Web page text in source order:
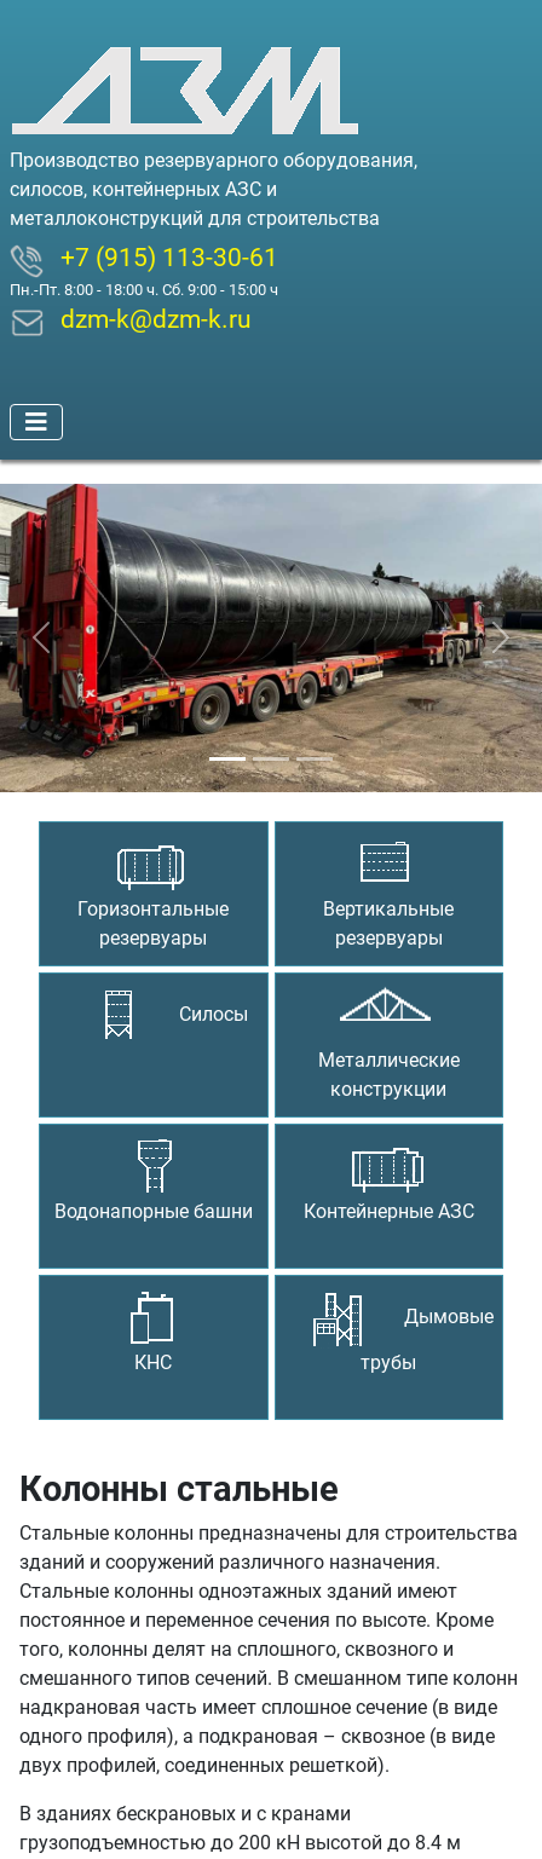
Производство резервуарного оборудования,
силосов, контейнерных АЗС и
металлоконструкций для строительства
+7 (915) 113-30-61
Пн.-Пт. 8:00 - 18:00 ч. Сб. 9:00 - 15:00 ч
dzm-k@dzm-k.ru
Предыдущий
Горизонтальные
резервуары
Вертикальные
резервуары
Силосы
Металлические
конструкции
Водонапорные башни Контейнерные АЗС
КНС
Дымовые
трубы
Колонны стальные
Стальные колонны предназначены для строительства
зданий и сооружений различного назначения.
Стальные колонны одноэтажных зданий имеют
постоянное и переменное сечения по высоте. Кроме
того, колонны делят на сплошного, сквозного и
смешанного типов сечений. В смешанном типе колонн
надкрановая часть имеет сплошное сечение (в виде
одного профиля), а подкрановая – сквозное (в виде
двух профилей, соединенных решеткой).
В зданиях бескрановых и с кранами
грузоподъемностью до 200 кН высотой до 8.4 м